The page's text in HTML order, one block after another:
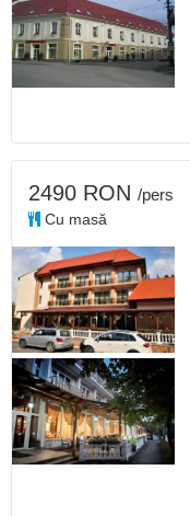
2490 RON /pers
Cu masă